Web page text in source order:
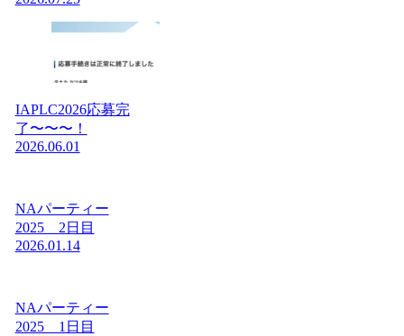
IAPLC2026応募完
了〜〜〜！
2026.06.01
NAパーティー
2025 2日目
2026.01.14
NAパーティー
2025 1日目